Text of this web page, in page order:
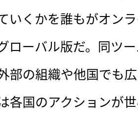
いくかを誰もがオン
ローバル版だ。同ツ
部の組織や他国でも
各国のアクションが